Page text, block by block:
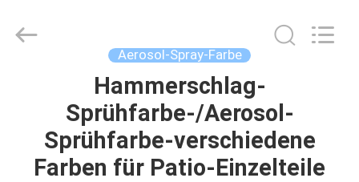
HAUSE
PRODUKTE
INDUSTRY
Aerosol-Spray-Farbe
Hammerschlag-
Sprühfarbe-/Aerosol-
Sprühfarbe-verschiedene
Farben für Patio-Einzelteile